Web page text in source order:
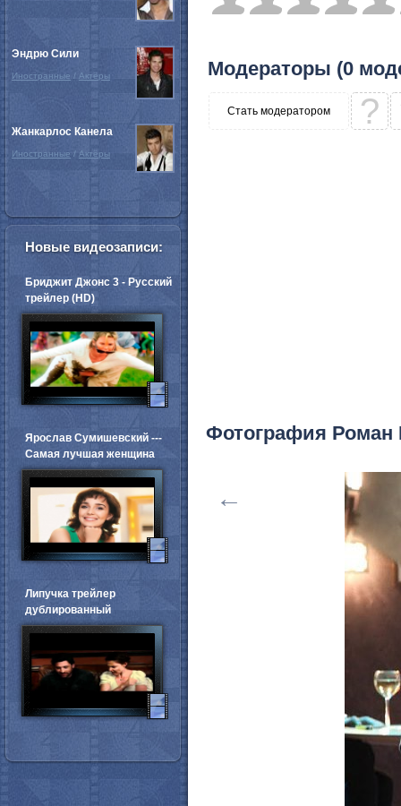
Модераторы (0
Стать модератором ?
Фотография Роман
←
Эндрю Сили
Иностранные / Актёры
Жанкарлос Канела
Иностранные / Актёры
Новые видеозаписи:
Бриджит Джонс 3 - Русский
трейлер (HD)
Ярослав Сумишевский ---
Самая лучшая женщина
Липучка трейлер
дублированный